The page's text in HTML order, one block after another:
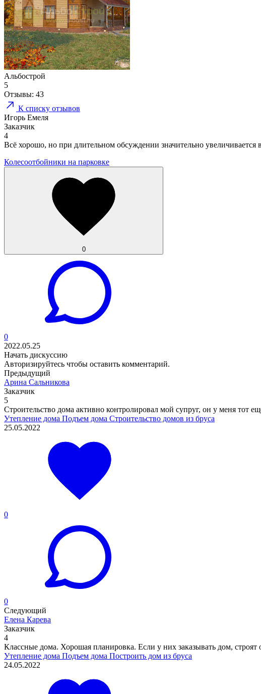
Альбострой
5
Отзывы: 43
К списку отзывов
Игорь Емеля
Заказчик
4
Всё хорошо, но при длительном обсуждении значительно увеличивается
Колесоотбойники на парковке
0
0
2022.05.25
Начать дискуссию
Авторизируйтесь чтобы оставить комментарий.
Предыдущий
Арина Сальникова
Заказчик
5
Строительство дома активно контролировал мой супруг, он у меня тот
Утепление дома Подъем дома Строительство домов из бруса
25.05.2022
0
0
Следующий
Елена Карева
Заказчик
4
Классные дома. Хорошая планировка. Если у них заказывать дом, строят
Утепление дома Подъем дома Построить дом из бруса
24.05.2022